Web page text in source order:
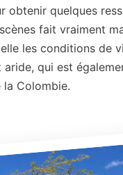
obtenir quelques
fait vraiment
les conditions de
aride, qui est
la Colombie.